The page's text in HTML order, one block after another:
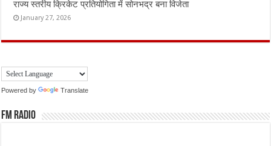
राज्य स्तरीय क्रिकेट प्रतियोगिता में सोनभद्र बना विजेता
January 27, 2026
Powered by Translate
FM Radio